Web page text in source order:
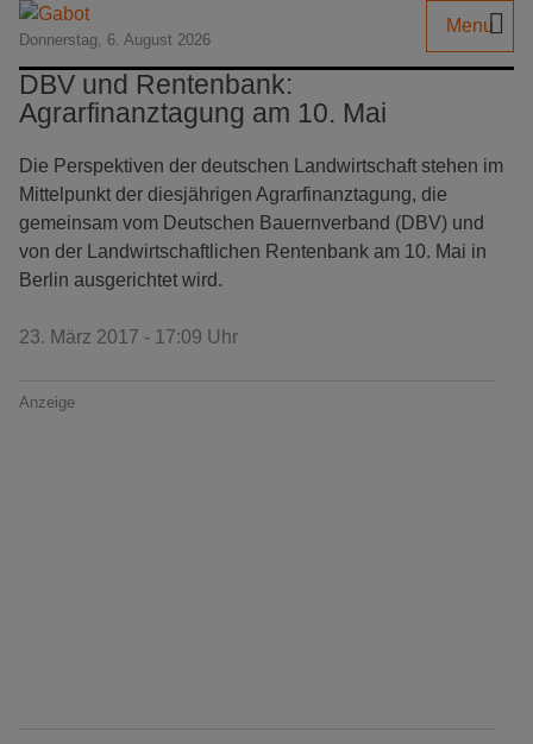
Donnerstag, 6. August 2026
Menu
DBV und Rentenbank:
Agrarfinanztagung am 10. Mai
Die Perspektiven der deutschen Landwirtschaft stehen im
Mittelpunkt der diesjährigen Agrarfinanztagung, die
gemeinsam vom Deutschen Bauernverband (DBV) und
von der Landwirtschaftlichen Rentenbank am 10. Mai in
Berlin ausgerichtet wird.
23. März 2017 - 17:09 Uhr
Anzeige